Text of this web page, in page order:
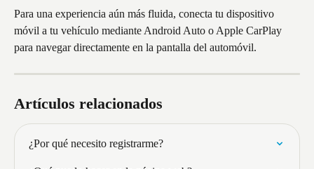
Para una experiencia aún más fluida, conecta tu dispositivo
móvil a tu vehículo mediante Android Auto o Apple CarPlay
para navegar directamente en la pantalla del automóvil.
Artículos relacionados
¿Por qué necesito registrarme?